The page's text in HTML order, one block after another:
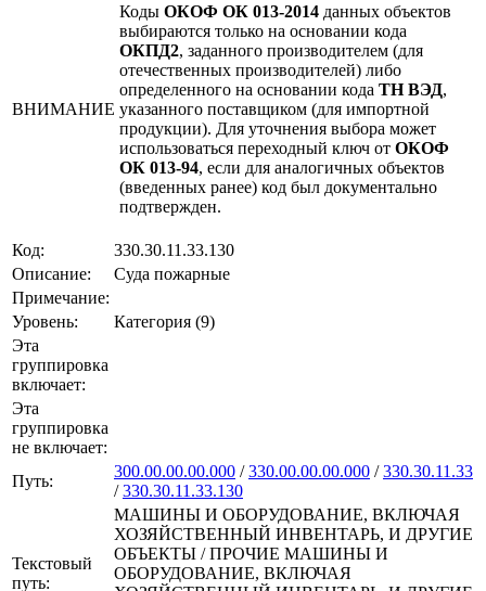
ВНИМАНИЕ
Коды ОКОФ ОК 013-2014 данных объектов
выбираются только на основании кода
ОКПД2, заданного производителем (для
отечественных производителей) либо
определенного на основании кода ТН ВЭД,
указанного поставщиком (для импортной
продукции). Для уточнения выбора может
использоваться переходный ключ от ОКОФ
ОК 013-94, если для аналогичных объектов
(введенных ранее) код был документально
подтвержден.
Код:
330.30.11.33.130
Описание:
Суда пожарные
Примечание:
Уровень:
Категория (9)
Эта
группировка
включает:
Эта
группировка
не включает:
Путь:
300.00.00.00.000 /330.00.00.00.000 /330.30.11.33
/330.30.11.33.130
Текстовый
путь:
МАШИНЫ И ОБОРУДОВАНИЕ, ВКЛЮЧАЯ
ХОЗЯЙСТВЕННЫЙ ИНВЕНТАРЬ, И ДРУГИЕ
ОБЪЕКТЫ / ПРОЧИЕ МАШИНЫ И
ОБОРУДОВАНИЕ, ВКЛЮЧАЯ